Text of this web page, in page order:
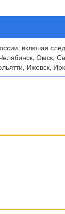
включая
Омск,
Ижевск,